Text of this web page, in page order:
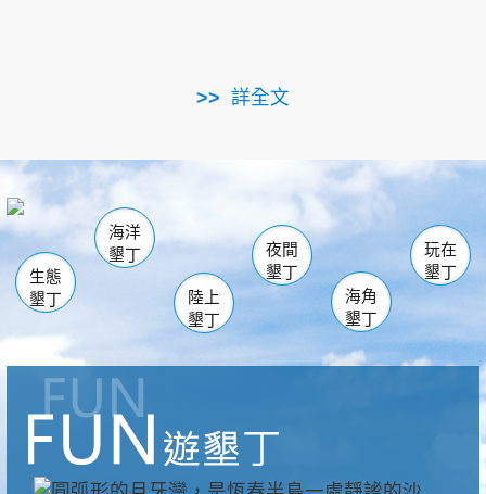
詳全文
南仁湖
海生館
恆春 佳樂水
龍鑾潭自然中心 森林遊樂區
瓊麻館
關山 墾管處遊客中心
社頂公園 風吹沙
船帆石
白砂 龍磐公園
香蕉灣
砂島
鵝鑾鼻
生態
墾丁
海洋
墾丁
陸上
墾丁
夜間
墾丁
海角
墾丁
玩在
墾丁